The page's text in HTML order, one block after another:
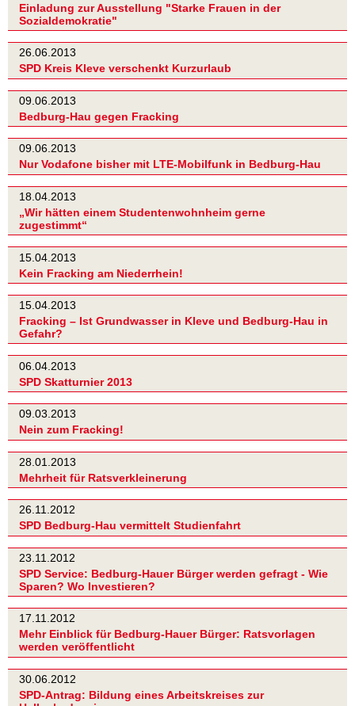
Einladung zur Ausstellung "Starke Frauen in der
Sozialdemokratie"
26.06.2013
SPD Kreis Kleve verschenkt Kurzurlaub
09.06.2013
Bedburg-Hau gegen Fracking
09.06.2013
Nur Vodafone bisher mit LTE-Mobilfunk in Bedburg-Hau
18.04.2013
„Wir hätten einem Studentenwohnheim gerne
zugestimmt“
15.04.2013
Kein Fracking am Niederrhein!
15.04.2013
Fracking – Ist Grundwasser in Kleve und Bedburg-Hau in
Gefahr?
06.04.2013
SPD Skatturnier 2013
09.03.2013
Nein zum Fracking!
28.01.2013
Mehrheit für Ratsverkleinerung
26.11.2012
SPD Bedburg-Hau vermittelt Studienfahrt
23.11.2012
SPD Service: Bedburg-Hauer Bürger werden gefragt - Wie
Sparen? Wo Investieren?
17.11.2012
Mehr Einblick für Bedburg-Hauer Bürger: Ratsvorlagen
werden veröffentlicht
30.06.2012
SPD-Antrag: Bildung eines Arbeitskreises zur